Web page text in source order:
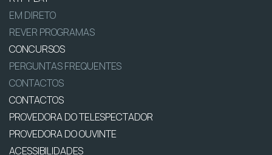
EM DIRETO
REVER PROGRAMAS
CONCURSOS
PERGUNTAS FREQUENTES
CONTACTOS
CONTACTOS
PROVEDORA DO TELESPECTADOR
PROVEDORA DO OUVINTE
ACESSIBILIDADES